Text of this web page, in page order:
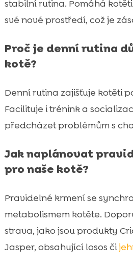
stabilní rutina. Pomáhá
své nové prostředí, což je
Proč je denní rutina
kotě?
Denní rutina zajišťuje kotěti
Facilituje i trénink a
předcházet problémům s
Jak naplánovat
pro naše kotě?
Pravidelné krmení se
metabolismem kotěte.
strava, jako jsou produkty
Jasper, obsahující losos či